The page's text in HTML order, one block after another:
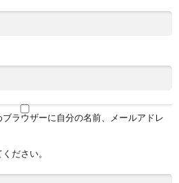
ラウザーに自分の名前、メールアドレ
ださい。